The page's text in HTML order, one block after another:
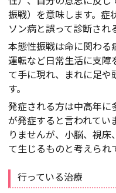
振戦）を意味します。症
ソン病と誤って診断され
本態性振戦は命に関わる
運転など日常生活に支障
て手に現れ、まれに足や
す。
発症される方は中高年
が発症すると言われてい
りませんが、小脳、視
て生じるものと考えられ
行っている治療